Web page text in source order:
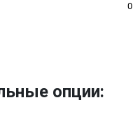
0
опции: